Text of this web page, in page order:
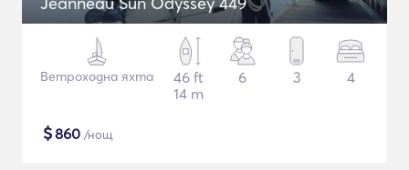
Ветроходна яхта
46 ft
14 m
6 3 4
$860 /нощ